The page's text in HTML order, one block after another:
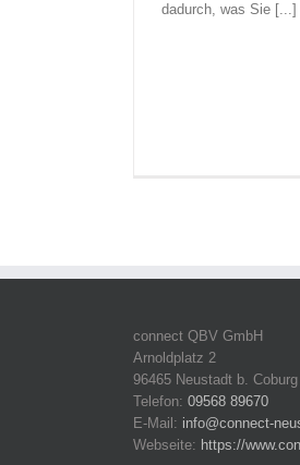
dadurch, was Sie [...]
connect QBV GmbH
Arnoldplatz 2
96465 Neustadt b. Coburg
Telefon: 09568 89670
E-Mail: info@connect-
Webseite: https://